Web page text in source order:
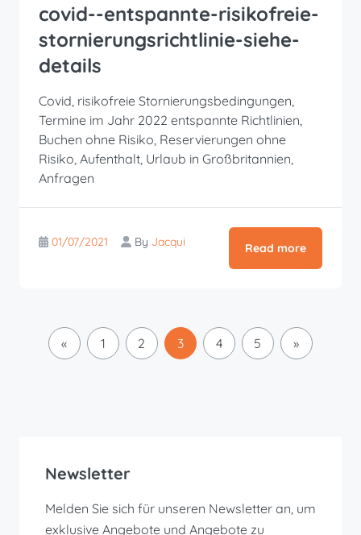
covid--entspannte-risikofreie-
stornierungsrichtlinie-siehe-
details
Covid, risikofreie Stornierungsbedingungen,
Termine im Jahr 2022 entspannte Richtlinien,
Buchen ohne Risiko, Reservierungen ohne
Risiko, Aufenthalt, Urlaub in Großbritannien,
Anfragen
01/07/2021 By Jacqui Read more
« 1 2 3 4 5 »
Newsletter
Melden Sie sich für unseren Newsletter an, um
exklusive Angebote und Angebote zu